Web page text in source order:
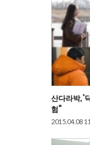
산다라박, ‘
험”
2015.04.08